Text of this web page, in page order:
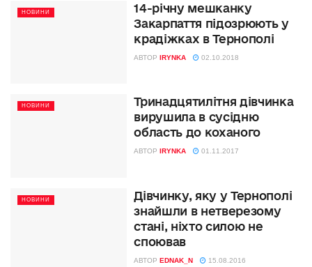
НОВИНИ
14-річну мешканку
Закарпаття підозрюють у
крадіжках в Тернополі
АВТОР IRYNKA 02.10.2018
НОВИНИ
Тринадцятилітня дівчинка
вирушила в сусідню
область до коханого
АВТОР IRYNKA 01.11.2017
НОВИНИ
Дівчинку, яку у Тернополі
знайшли в нетверезому
стані, ніхто силою не
споював
АВТОР EDNAK_N 15.08.2016